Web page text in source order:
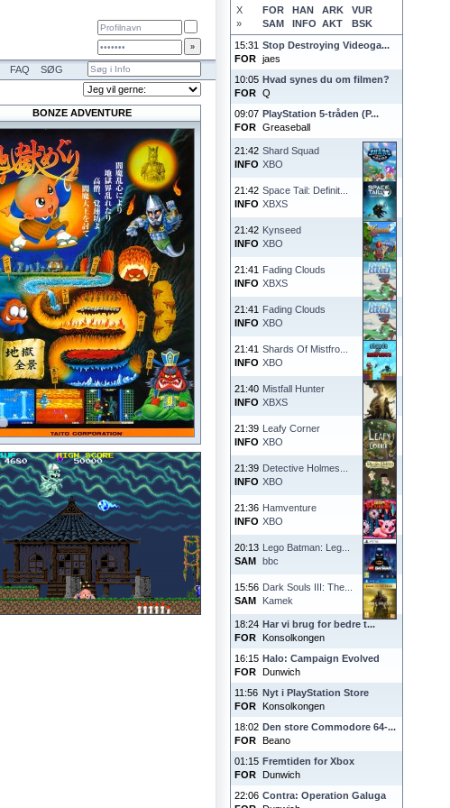
X FOR HAN ARK
VUR
»
SAM INFO AKT
BSK
15:31
FOR
Stop Destroying Videoga...
jaes
10:05
FOR
Hvad synes du om filmen?
Q
09:07
FOR
PlayStation 5-tråden (P...
Greaseball
21:42
INFO
Shard Squad
XBO
21:42
INFO
Space Tail: Definit...
XBXS
21:42
INFO
Kynseed
XBO
21:41
INFO
Fading Clouds
XBXS
21:41
INFO
Fading Clouds
XBO
21:41
INFO
Shards Of Mistfro...
XBO
21:40
INFO
Mistfall Hunter
XBXS
21:39
INFO
Leafy Corner
XBO
21:39
INFO
Detective Holmes...
XBO
21:36
INFO
Hamventure
XBO
20:13
SAM
Lego Batman: Leg...
bbc
15:56
SAM
Dark Souls III: The...
Kamek
18:24
FOR
Har vi brug for bedre t...
Konsolkongen
16:15
FOR
Halo: Campaign Evolved
Dunwich
11:56
FOR
Nyt i PlayStation Store
Konsolkongen
18:02
FOR
Den store Commodore 64-...
Beano
01:15
FOR
Fremtiden for Xbox
Dunwich
22:06 Contra: Operation Galuga
FAQ SØG
BONZE ADVENTURE